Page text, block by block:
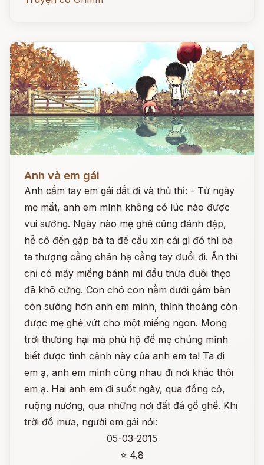
Anh và em gái
Anh cầm tay em gái dắt đi và thủ thỉ: - Từ ngày
mẹ mất, anh em mình không có lúc nào được
vui sướng. Ngày nào mẹ ghẻ cũng đánh đập,
hễ cô đến gặp bà ta để cầu xin cái gì đó thì bà
ta thượng cẳng chân hạ cẳng tay đuổi đi. Ăn thì
chỉ có mấy miếng bánh mì đầu thừa đuôi thẹo
đã khô cứng. Con chó con nằm dưới gầm bàn
còn sướng hơn anh em mình, thỉnh thoảng còn
được mẹ ghẻ vứt cho một miếng ngon. Mong
trời thương hại mà phù hộ để mẹ chúng mình
biết được tình cảnh này của anh em ta! Ta đi
em ạ, anh em mình cùng nhau đi nơi khác thôi
em ạ. Hai anh em đi suốt ngày, qua đồng cỏ,
ruộng nương, qua những nơi đất đá gồ ghề. Khi
trời đổ mưa, người em gái nói:
05-03-2015
⭐ 4.8